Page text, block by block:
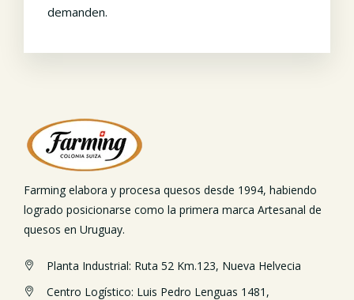
demanden.
Farming elabora y procesa quesos desde 1994, habiendo
logrado posicionarse como la primera marca Artesanal de
quesos en Uruguay.
Planta Industrial: Ruta 52 Km.123, Nueva Helvecia
Centro Logístico: Luis Pedro Lenguas 1481,